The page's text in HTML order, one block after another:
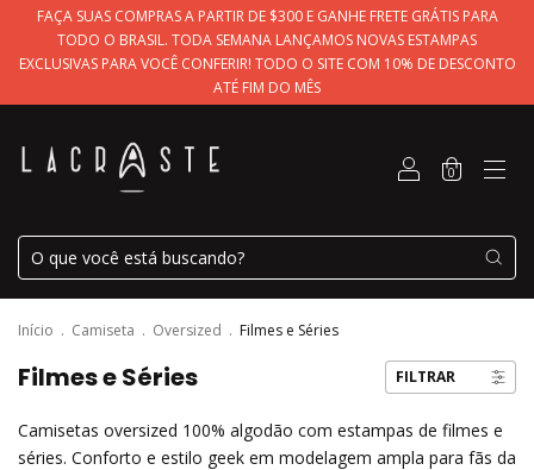
FAÇA SUAS COMPRAS A PARTIR DE $300 E GANHE FRETE GRÁTIS PARA
TODO O BRASIL. TODA SEMANA LANÇAMOS NOVAS ESTAMPAS
EXCLUSIVAS PARA VOCÊ CONFERIR! TODO O SITE COM 10% DE DESCONTO
ATÉ FIM DO MÊS
0
Início . Camiseta . Oversized . Filmes e Séries
Filmes e Séries FILTRAR
Camisetas oversized 100% algodão com estampas de filmes e
séries. Conforto e estilo geek em modelagem ampla para fãs da